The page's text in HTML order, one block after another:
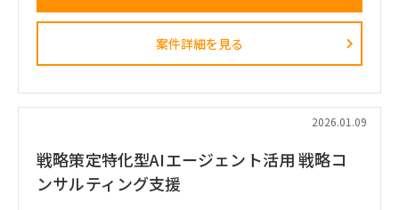
・全社戦略・事業戦略および中期経営計画策定
競合モデル調査を通じた成長戦略立案
・M&A・アライアンス戦略の立案、ビジネスデューデリジェ
・財務モデリング（トップライン・コストの構成要素分解）を
用いた事業計画の蓋然性検証と買収効果定量化
・新規事業開発における事業コンセプト策定、プロトタイピン
ォリオマネジメント、組織再編計画策定、および全社コスト削
減実行支援
案件詳細を見る
2026.01.09
戦略策定特化型AIエージェント活用 戦略コ
ンサルティング支援